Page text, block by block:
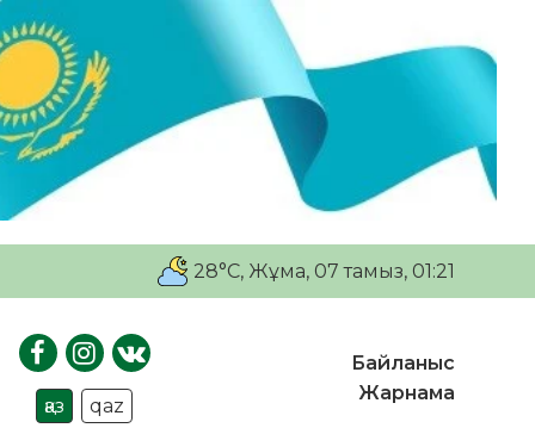
28°C, Жұма, 07 тамыз, 01:21
қаз qaz
Байланыс
Жарнама